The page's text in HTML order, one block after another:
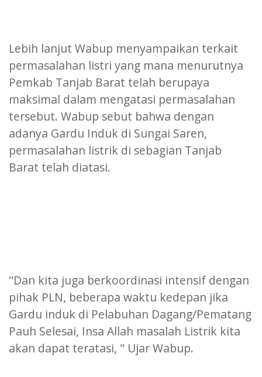
Lebih lanjut Wabup menyampaikan terkait
permasalahan listri yang mana menurutnya
Pemkab Tanjab Barat telah berupaya
maksimal dalam mengatasi permasalahan
tersebut. Wabup sebut bahwa dengan
adanya Gardu Induk di Sungai Saren,
permasalahan listrik di sebagian Tanjab
Barat telah diatasi.
"Dan kita juga berkoordinasi intensif dengan
pihak PLN, beberapa waktu kedepan jika
Gardu induk di Pelabuhan Dagang/Pematang
Pauh Selesai, Insa Allah masalah Listrik kita
akan dapat teratasi, " Ujar Wabup.